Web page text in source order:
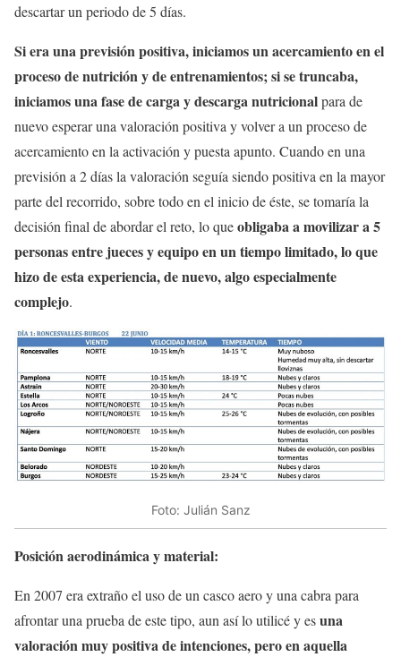
descartar un periodo de 5 días.
Si era una previsión positiva, iniciamos un acercamiento en el
proceso de nutrición y de entrenamientos; si se truncaba,
iniciamos una fase de carga y descarga nutricionalpara de
nuevo esperar una valoración positiva y volver a un proceso de
acercamiento en la activación y puesta apunto. Cuando en una
previsión a 2 días la valoración seguía siendo positiva en la mayor
parte del recorrido, sobre todo en el inicio de éste, se tomaría la
decisión final de abordar el reto, lo queobligaba a movilizar a 5
personas entre jueces y equipo en un tiempo limitado, lo que
hizo de esta experiencia, de nuevo, algo especialmente
complejo.
Foto: Julián Sanz
Posición aerodinámica y material:
En 2007 era extraño el uso de un casco aero y una cabra para
afrontar una prueba de este tipo, aun así lo utilicé y esuna
valoración muy positiva de intenciones, pero en aquella